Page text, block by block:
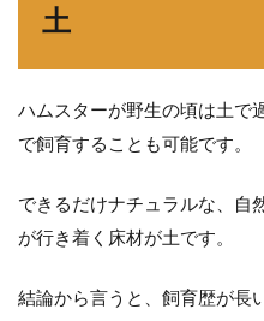
土
ハムスターが野生の頃は土で
で飼育することも可能です。
できるだけナチュラルな、自
が行き着く床材が土です。
結論から言うと、飼育歴が長